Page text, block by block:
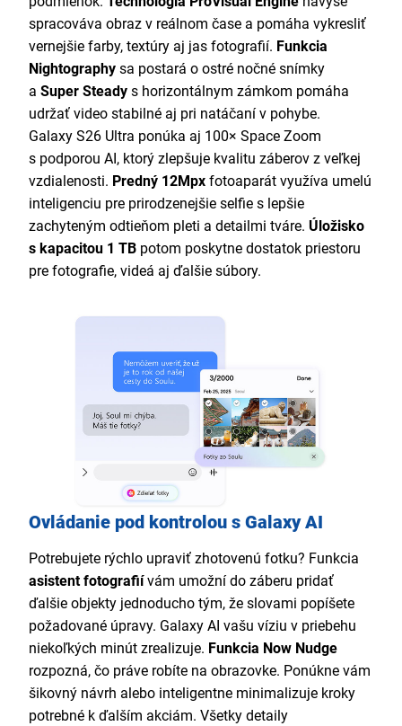
spracováva obraz v reálnom čase a pomáha vykresliť
vernejšie farby, textúry aj jas fotografií. Funkcia
Nightography sa postará o ostré nočné snímky
a Super Steady s horizontálnym zámkom pomáha
udržať video stabilné aj pri natáčaní v pohybe.
Galaxy S26 Ultra ponúka aj 100× Space Zoom
s podporou AI, ktorý zlepšuje kvalitu záberov z veľkej
vzdialenosti. Predný 12Mpx fotoaparát využíva umelú
inteligenciu pre prirodzenejšie selfie s lepšie
zachyteným odtieňom pleti a detailmi tváre. Úložisko
s kapacitou 1 TB potom poskytne dostatok priestoru
pre fotografie, videá aj ďalšie súbory.
Ovládanie pod kontrolou s Galaxy AI
Potrebujete rýchlo upraviť zhotovenú fotku? Funkcia
asistent fotografiívám umožní do záberu pridať
ďalšie objekty jednoducho tým, že slovami popíšete
požadované úpravy. Galaxy AI vašu víziu v priebehu
niekoľkých minút zrealizuje. Funkcia Now Nudge
rozpozná, čo práve robíte na obrazovke. Ponúkne vám
šikovný návrh alebo inteligentne minimalizuje kroky
potrebné k ďalším akciám. Všetky detaily